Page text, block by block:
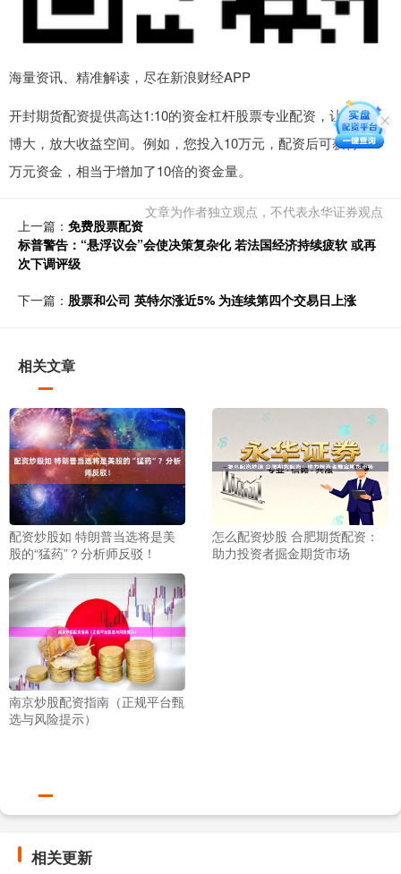
海量资讯、精准解读，尽在新浪财经APP
开封期货配资提供高达1:10的资金杠杆股票专业配资，让您以小
博大，放大收益空间。例如，您投入10万元，配资后可获得100
万元资金，相当于增加了10倍的资金量。
文章为作者独立观点，不代表永华证券观点
上一篇： 免费股票配资
标普警告：“悬浮议会”会使决策复杂化 若法国经济持续疲软 或再
次下调评级
下一篇： 股票和公司 英特尔涨近5% 为连续第四个交易日上涨
相关文章
配资炒股如 特朗普当选将是美
股的“猛药”？分析师反驳！
怎么配资炒股 合肥期货配资：
助力投资者掘金期货市场
南京炒股配资指南（正规平台甄
选与风险提示）
相关更新